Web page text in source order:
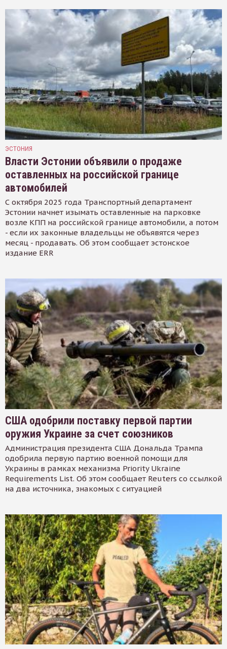
ЭСТОНИЯ
Власти Эстонии объявили о продаже
оставленных на российской границе
автомобилей
С октября 2025 года Транспортный департамент
Эстонии начнет изымать оставленные на парковке
возле КПП на российской границе автомобили, а потом
- если их законные владельцы не объявятся через
месяц - продавать. Об этом сообщает эстонское
издание ERR
США одобрили поставку первой партии
оружия Украине за счет союзников
Администрация президента США Дональда Трампа
одобрила первую партию военной помощи для
Украины в рамках механизма Priority Ukraine
Requirements List. Об этом сообщает Reuters со ссылкой
на два источника, знакомых с ситуацией